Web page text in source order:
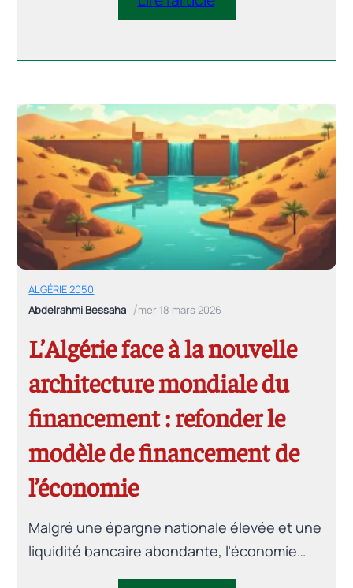
Dans ce nouveau régime mondial, la
productivité. Qu’implique ce changement de
régime pour l’Algérie, encore ancrée dans un
modèle rentier ?
ALGÉRIE 2050
Abdelrahmi Bessaha /mer 18 mars 2026
L’Algérie face à la nouvelle
architecture mondiale du
financement : refonder le
modèle de financement de
l’économie
Malgré une épargne nationale élevée et une
liquidité bancaire abondante, l’économie
algérienne souffre d’un paradoxe : cette